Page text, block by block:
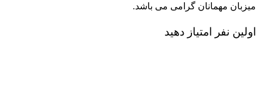
میزبان مهمانان گرامی می باشد.
اولین نفر امتیاز دهید